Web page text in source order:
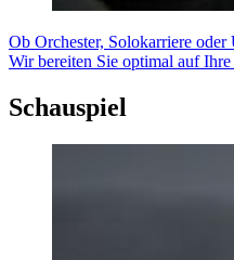
Ob Orchester, Solokarriere
Wir bereiten Sie optimal auf
Schauspiel